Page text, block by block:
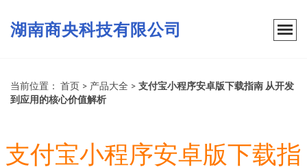
湖南商央科技有限公司
当前位置： 首页 > 产品大全 > 支付宝小程序安卓版下载指南 从开发
到应用的核心价值解析
支付宝小程序安卓版下载指